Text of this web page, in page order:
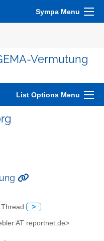
Sympa Menu
Vermutung
List Options Menu
Thread >
AT reportnet.de>